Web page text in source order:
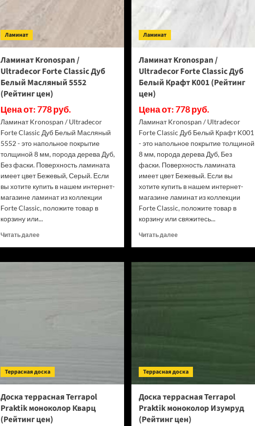
цен)
Ламинат
Ламинат Kronospan /
Ultradecor Forte Classic Дуб
Белый Масляный 5552
(Рейтинг цен)
Цена от: 778 руб.
Ламинат Kronospan / Ultradecor
Forte Classic Дуб Белый Масляный
5552 - это напольное покрытие
толщиной 8 мм, порода дерева Дуб,
Без фаски. Поверхность ламината
имеет цвет Бежевый, Серый. Если
вы хотите купить в нашем интернет-
магазине ламинат из коллекции
Forte Classic, положите товар в
корзину или...
Читать далееПрочитать
Ламинат
Forte
Ламинат
Ламинат Kronospan /
Ultradecor Forte Classic Дуб
Белый Крафт K001 (Рейтинг
цен)
Цена от: 778 руб.
Ламинат Kronospan / Ultradecor
Forte Classic Дуб Белый Крафт K001
- это напольное покрытие толщиной
8 мм, порода дерева Дуб, Без
фаски. Поверхность ламината
имеет цвет Бежевый. Если вы
хотите купить в нашем интернет-
магазине ламинат из коллекции
Forte Classic, положите товар в
корзину или свяжитесь...
Читать далееПрочитать
Ламинат
Террасная доска
Доска террасная Terrapol
Praktik моноколор Кварц
(Рейтинг цен)
Террасная доска
Доска террасная Terrapol
Praktik моноколор Изумруд
(Рейтинг цен)